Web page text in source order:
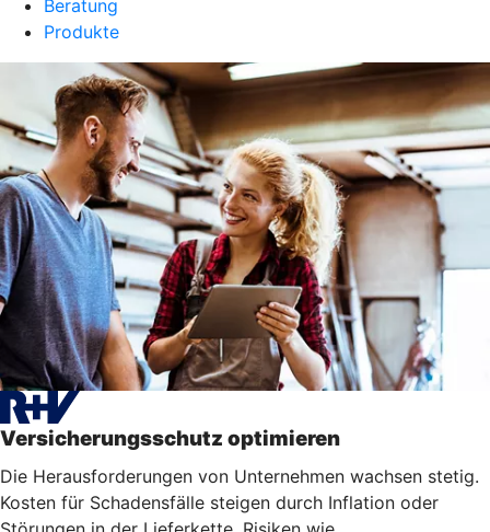
Beratung
Produkte
Versicherungsschutz optimieren
Die Herausforderungen von Unternehmen wachsen stetig.
Kosten für Schadensfälle steigen durch Inflation oder